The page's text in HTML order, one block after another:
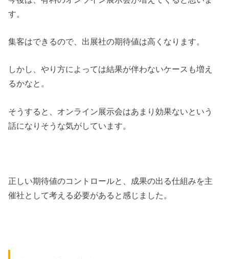
す。
集客はできるので、出展社の期待値は高くなります。
しかし、やり方によっては結果が伴わないケースも増え
るかなと。
そうすると、オンライン展示会はあまり効果ないという
話になりそうな気がしています。
正しい期待値のコントロールと、成果の出る仕組みを主
催社として考える必要があると感じました。